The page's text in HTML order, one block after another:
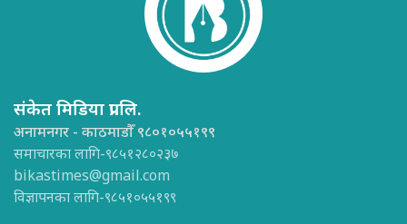
संकेत मिडिया प्रा.लि.
अनामनगर - काठमाडौँ ९८०१०५५१९९
समाचारका लागि-९८५१२८०२३७
bikastimes@gmail.com
विज्ञापनका लागि-९८५१०५५१९९